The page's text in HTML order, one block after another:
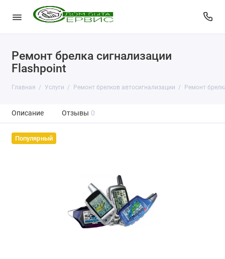
Ремонт брелка сигнализации
Flashpoint
Главная Услуги Ремонт брелков автосигнализации Ремонт
Описание Отзывы 0
Популярный